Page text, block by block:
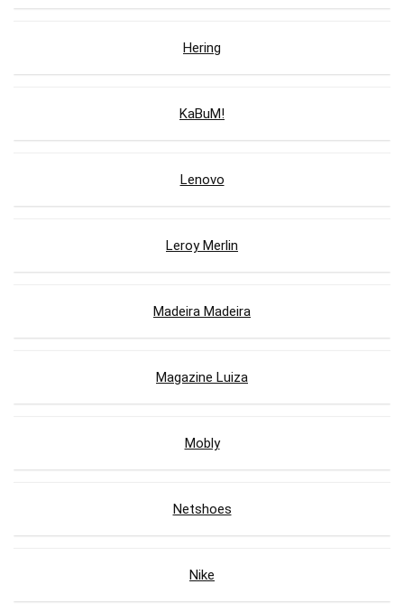
Hering
KaBuM!
Lenovo
Leroy Merlin
Madeira Madeira
Magazine Luiza
Mobly
Netshoes
Nike